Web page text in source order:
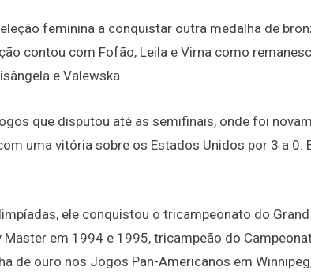
feminina a conquistar outra medalha de
contou com Fofão, Leila e Virna como
e Valewska.
que disputou até as semifinais, onde foi
uma vitória sobre os Estados Unidos por 3 a 0.
ele conquistou o tricampeonato do
em 1994 e 1995, tricampeão do
de ouro nos Jogos Pan-Americanos em